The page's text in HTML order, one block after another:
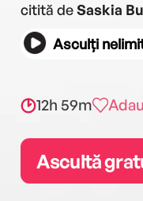
citită deSaskia
Asculți
12h 59m
Ascultă